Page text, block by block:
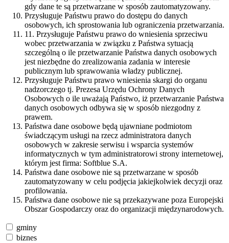
gdy dane te są przetwarzane w sposób zautomatyzowany.
Przysługuje Państwu prawo do dostępu do danych
osobowych, ich sprostowania lub ograniczenia przetwarzania.
11. Przysługuje Państwu prawo do wniesienia sprzeciwu
wobec przetwarzania w związku z Państwa sytuacją
szczególną o ile przetwarzanie Państwa danych osobowych
jest niezbędne do zrealizowania zadania w interesie
publicznym lub sprawowania władzy publicznej.
Przysługuje Państwu prawo wniesienia skargi do organu
nadzorczego tj. Prezesa Urzędu Ochrony Danych
Osobowych o ile uważają Państwo, iż przetwarzanie Państwa
danych osobowych odbywa się w sposób niezgodny z
prawem.
Państwa dane osobowe będą ujawniane podmiotom
świadczącym usługi na rzecz administratora danych
osobowych w zakresie serwisu i wsparcia systemów
informatycznych w tym administratorowi strony internetowej,
którym jest firma: Softblue S.A.
Państwa dane osobowe nie są przetwarzane w sposób
zautomatyzowany w celu podjęcia jakiejkolwiek decyzji oraz
profilowania.
Państwa dane osobowe nie są przekazywane poza Europejski
Obszar Gospodarczy oraz do organizacji międzynarodowych.
gminy
biznes